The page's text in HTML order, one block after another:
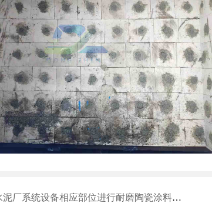
应部位进行耐磨陶瓷涂料和氧化铝陶瓷片防磨工程处理